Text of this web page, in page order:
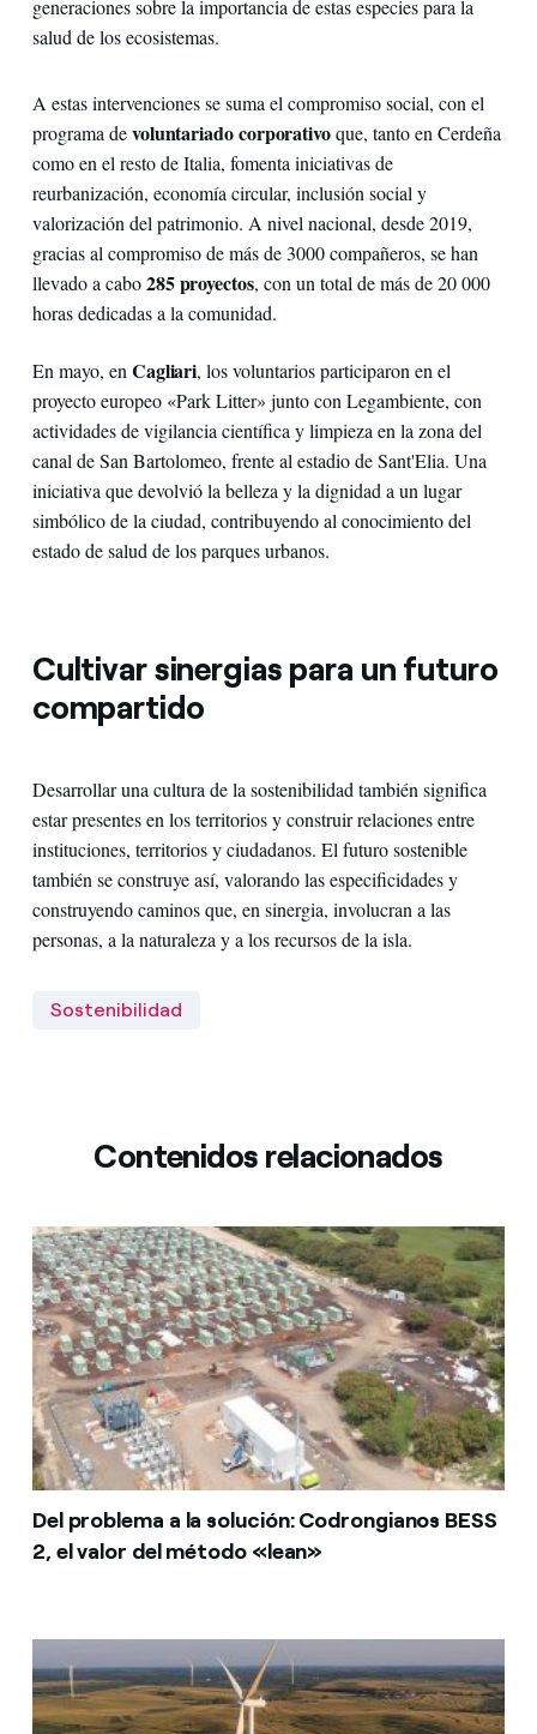
generaciones sobre la importancia de estas especies para la
salud de los ecosistemas.
A estas intervenciones se suma el compromiso social, con el
programa devoluntariado corporativoque, tanto en Cerdeña
como en el resto de Italia, fomenta iniciativas de
reurbanización, economía circular, inclusión social y
valorización del patrimonio. A nivel nacional, desde 2019,
gracias al compromiso de más de 3000 compañeros, se han
llevado a cabo285 proyectos, con un total de más de 20 000
horas dedicadas a la comunidad.
En mayo, en Cagliari, los voluntarios participaron en el
proyecto europeo «Park Litter» junto con Legambiente, con
actividades de vigilancia científica y limpieza en la zona del
canal de San Bartolomeo, frente al estadio de Sant'Elia. Una
iniciativa que devolvió la belleza y la dignidad a un lugar
simbólico de la ciudad, contribuyendo al conocimiento del
estado de salud de los parques urbanos.
Cultivar sinergias para un futuro
compartido
Desarrollar una cultura de la sostenibilidad también significa
estar presentes en los territorios y construir relaciones entre
instituciones, territorios y ciudadanos. El futuro sostenible
también se construye así, valorando las especificidades y
construyendo caminos que, en sinergia, involucran a las
personas, a la naturaleza y a los recursos de la isla.
Sostenibilidad
Contenidos relacionados
Del problema a la solución: Codrongianos BESS
2, el valor del método «lean»